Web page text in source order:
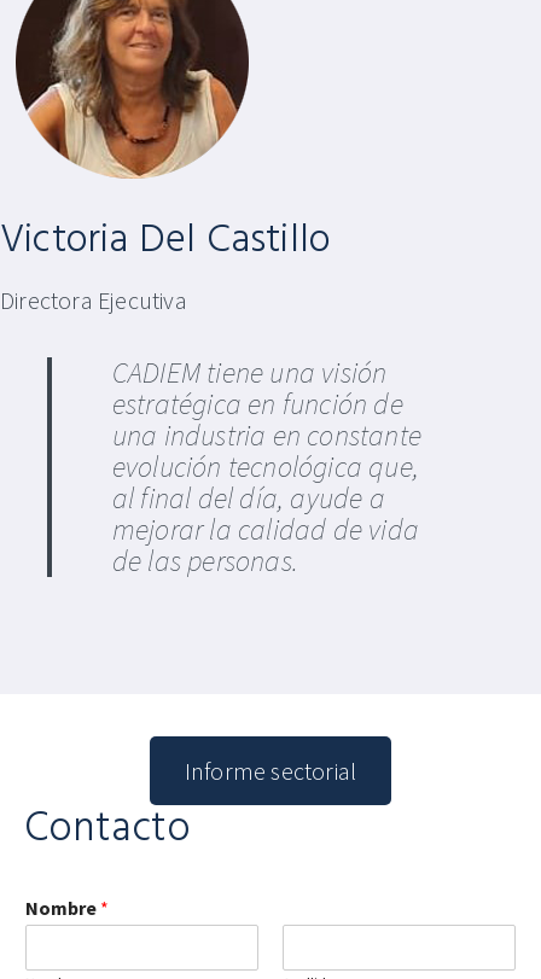
Victoria Del Castillo
Directora Ejecutiva
CADIEM tiene una visión
estratégica en función de
una industria en constante
evolución tecnológica que,
al final del día, ayude a
mejorar la calidad de vida
de las personas.
Informe sectorial
Contacto
Nombre *